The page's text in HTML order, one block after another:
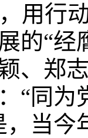
用行
的“经
、郑
“同
，当